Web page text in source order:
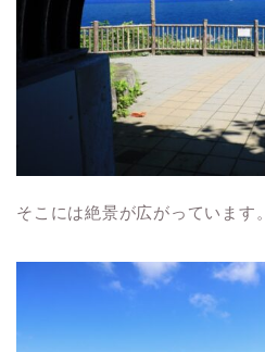
そこには絶景が広がっています。